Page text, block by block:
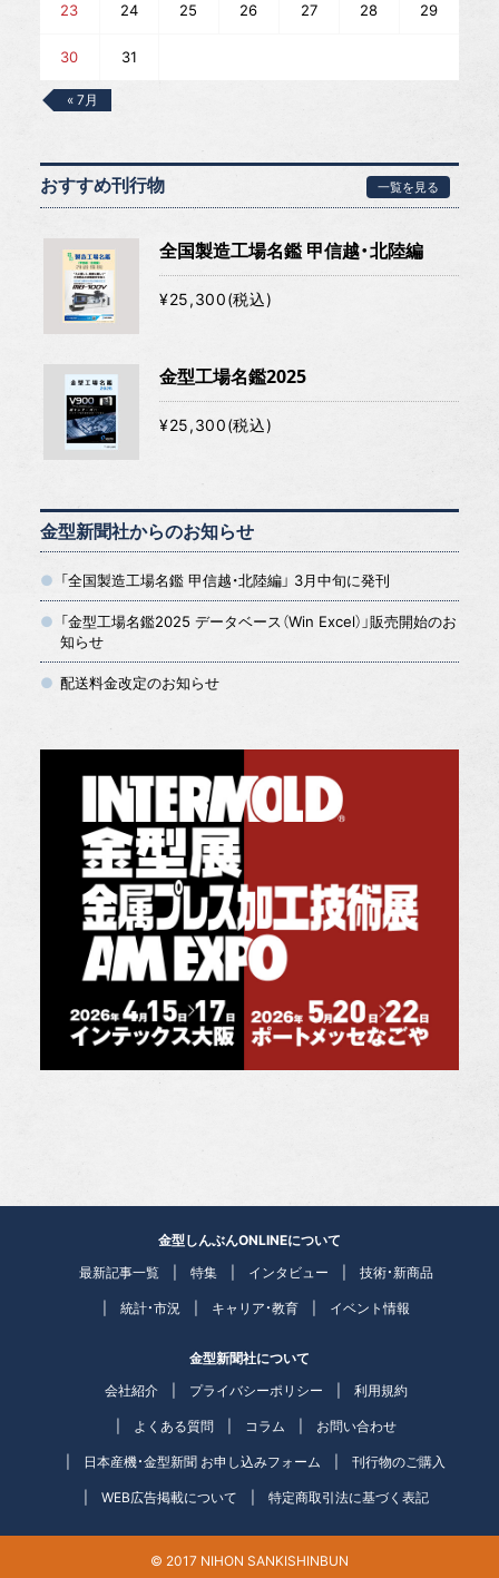
23 24 25 26 27 28 29
30 31
« 7月
おすすめ刊行物 一覧を見る
全国製造工場名鑑 甲信越・北陸編
¥25,300(税込)
金型工場名鑑2025
¥25,300(税込)
金型新聞社からのお知らせ
「全国製造工場名鑑 甲信越・北陸編」 3月中旬に発刊
「金型工場名鑑2025 データベース（Win Excel）」販売開始のお
知らせ
配送料金改定のお知らせ
金型しんぶんONLINEについて
最新記事一覧
特集 インタビュー 技術・新商品
統計・市況 キャリア・教育 イベント情報
金型新聞社について
会社紹介
プライバシーポリシー 利用規約
よくある質問 コラム お問い合わせ
日本産機・金型新聞 お申し込みフォーム 刊行物のご購入
WEB広告掲載について 特定商取引法に基づく表記
© 2017 NIHON SANKISHINBUN